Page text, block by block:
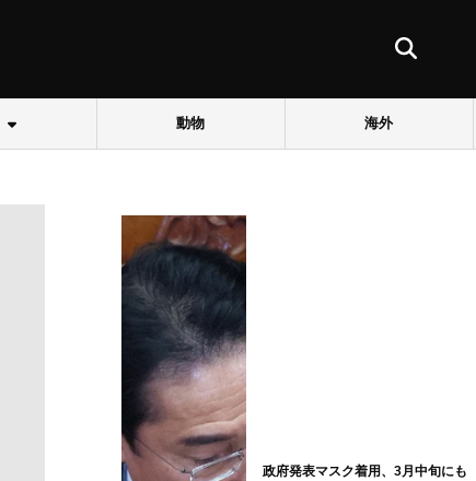
動物 海外
政府発表マスク着用、3月中旬にも